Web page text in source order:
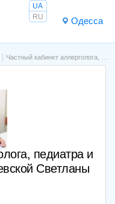
Одесса
UA
RU
Частный кабинет аллерголога, педиатра и семейного врача Врублевской Светланы
педиатра и
Светланы